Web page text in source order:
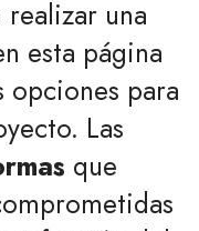
realizar una
esta página
opciones para
Las
que